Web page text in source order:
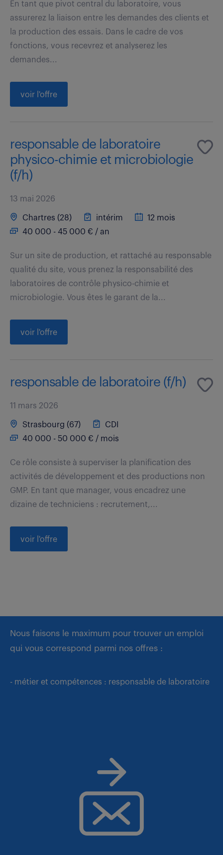
En tant que pivot central du laboratoire, vous
assurerez la liaison entre les demandes des clients et
la production des essais. Dans le cadre de vos
fonctions, vous recevrez et analyserez les
demandes...
voir l'offre
responsable de laboratoire
physico-chimie et microbiologie
(f/h)
13 mai 2026
Chartres (28) intérim
12 mois
40 000 - 45 000 € / an
Sur un site de production, et rattaché au responsable
qualité du site, vous prenez la responsabilité des
laboratoires de contrôle physico-chimie et
microbiologie. Vous êtes le garant de la...
voir l'offre
responsable de laboratoire (f/h)
11 mars 2026
Strasbourg (67)
CDI
40 000 - 50 000 € / mois
Ce rôle consiste à superviser la planification des
activités de développement et des productions non
GMP. En tant que manager, vous encadrez une
dizaine de techniciens : recrutement,...
voir l'offre
Nous faisons le maximum pour trouver un emploi
qui vous correspond parmi nos offres :
- métier et compétences : responsable de laboratoire